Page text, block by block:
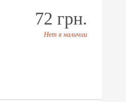
72 грн.
Нет в наличии